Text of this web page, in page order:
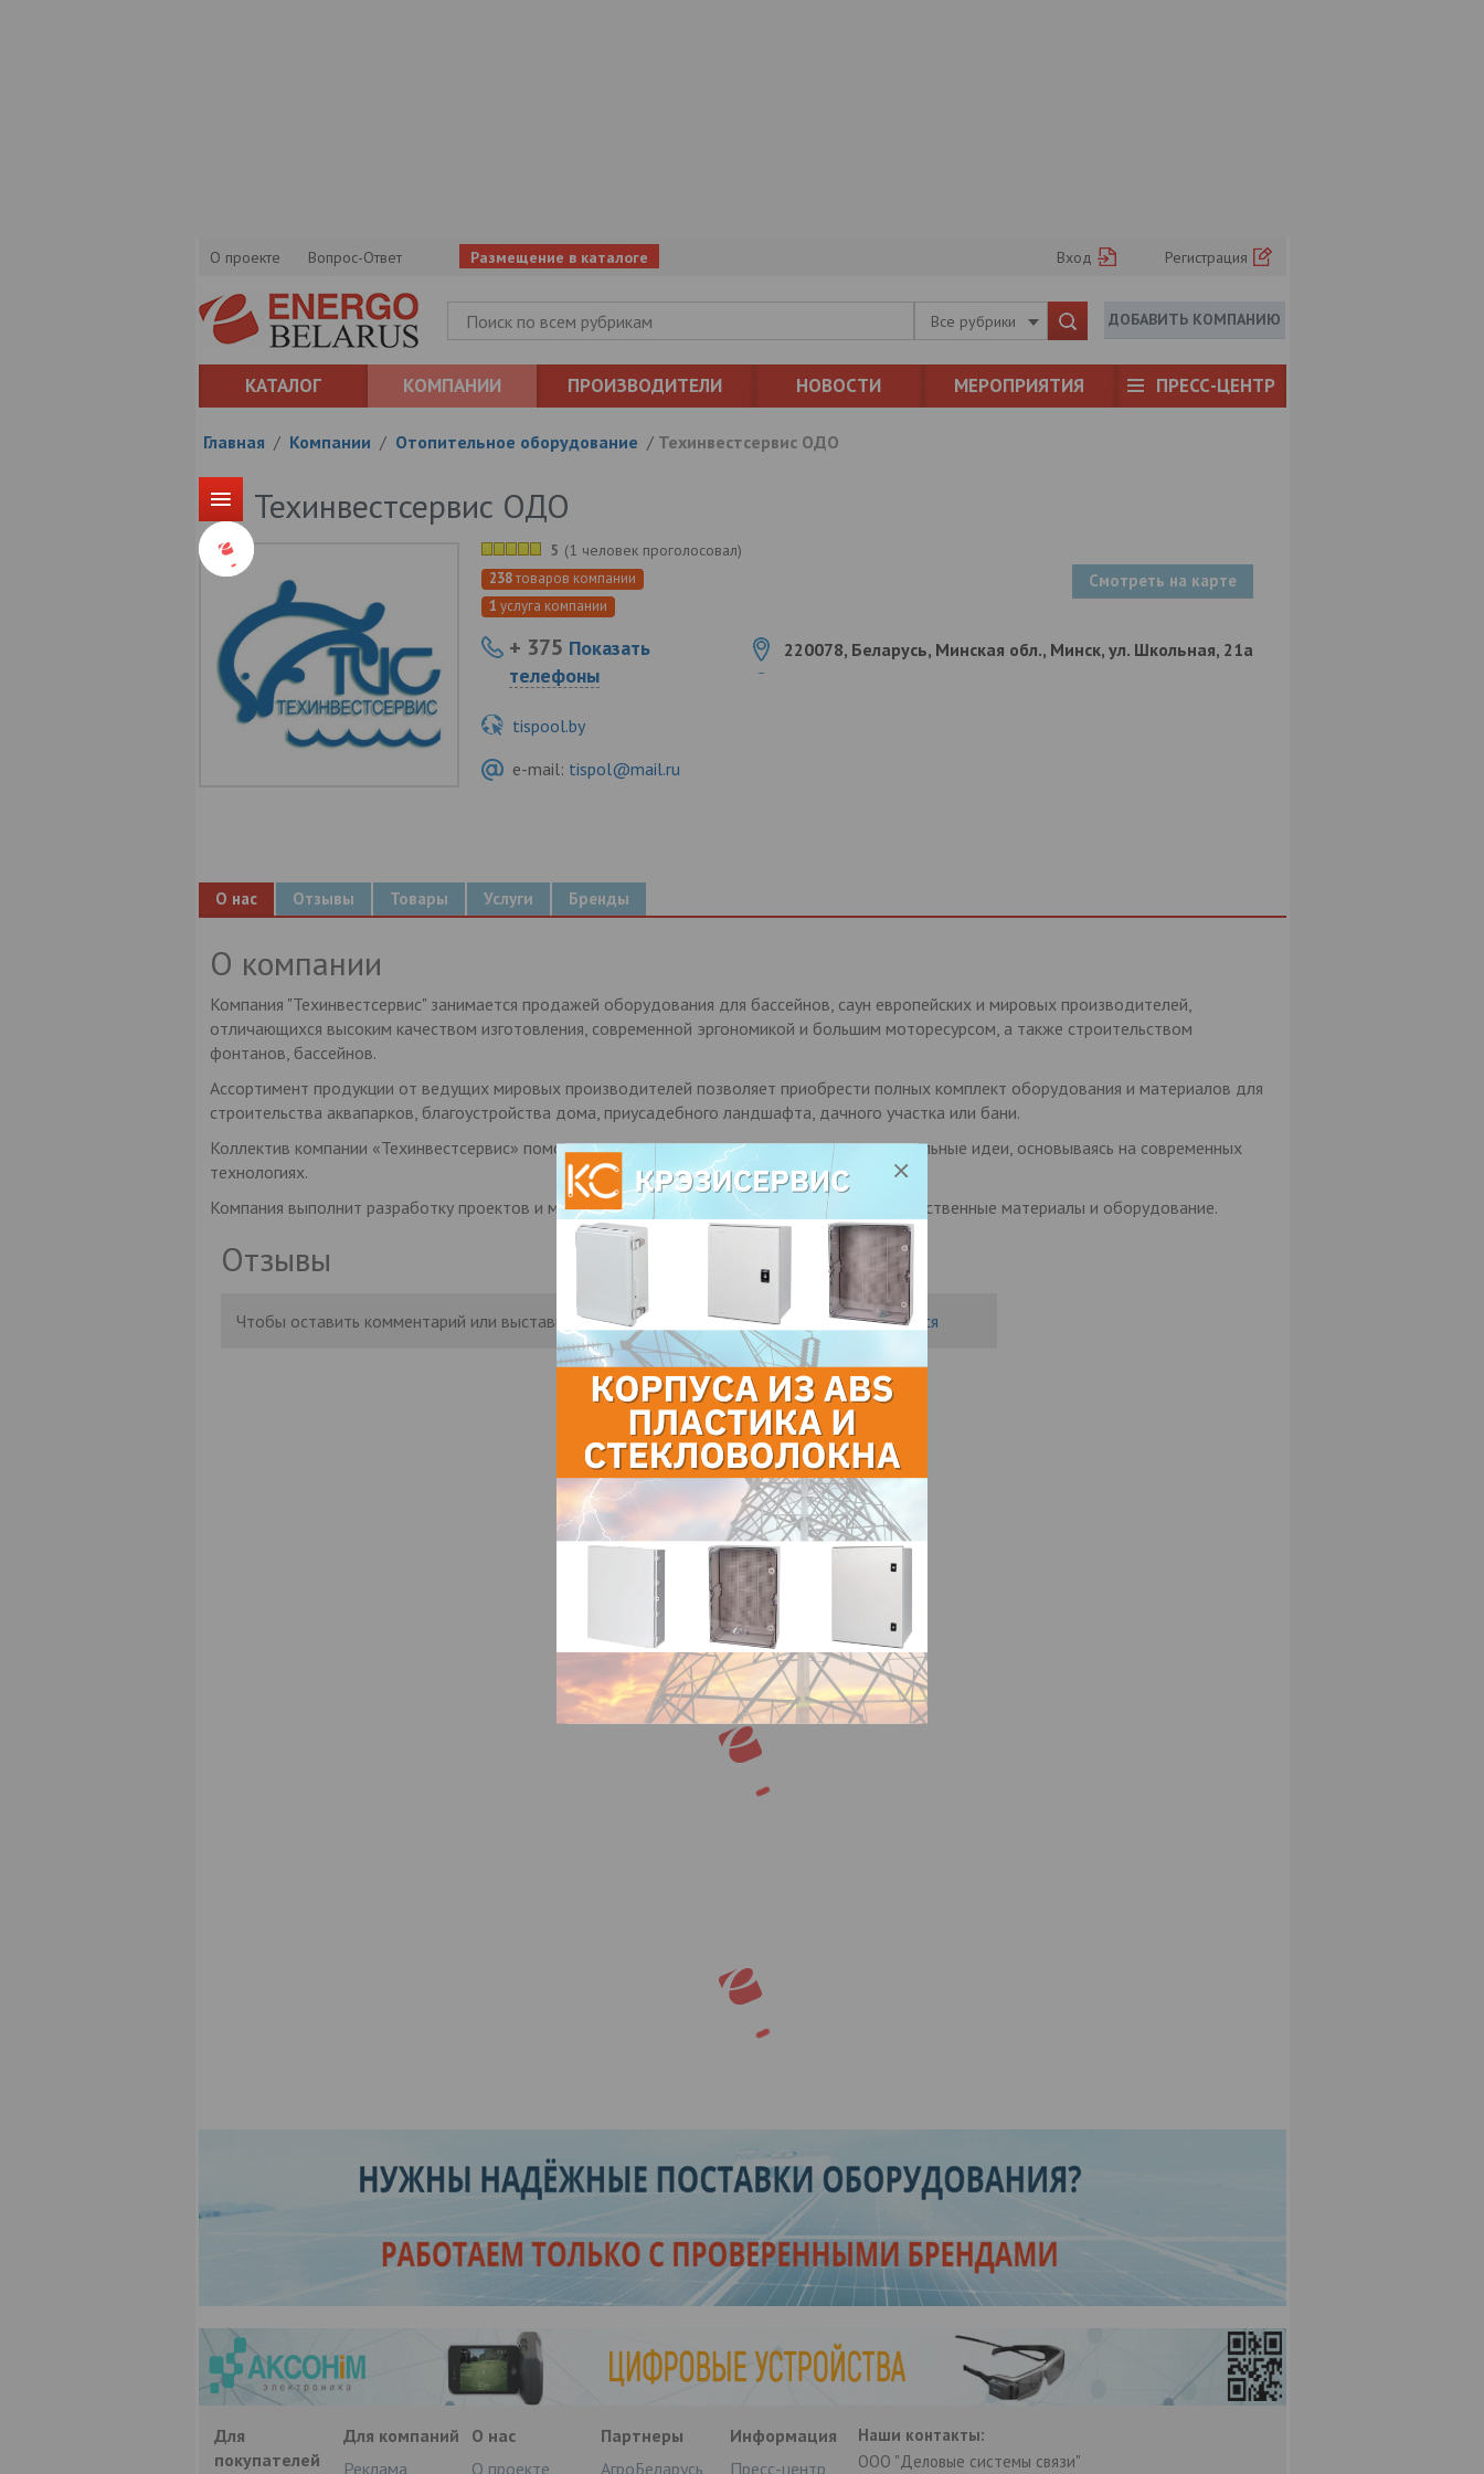
О проекте Вопрос-Ответ Размещение в каталоге Вход Регистрация
Все рубрики ДОБАВИТЬ КОМПАНИЮ
КАТАЛОГ КОМПАНИИ ПРОИЗВОДИТЕЛИ НОВОСТИ МЕРОПРИЯТИЯ ПРЕСС-ЦЕНТР
Главная / Компании / Отопительное оборудование / Техинвестсервис ОДО
Техинвестсервис ОДО
5 (1 человек проголосовал)
238товаров компании
1 услуга компании
+ 375 Показать
телефоны
tispool.by
e-mail: tispol@mail.ru
Смотреть на карте
220078, Беларусь, Минская обл., Минск, ул. Школьная, 21а
О нас Отзывы Товары Услуги Бренды
О компании
Компания "Техинвестсервис" занимается продажей оборудования для бассейнов, саун европейских и мировых производителей,
отличающихся высоким качеством изготовления, современной эргономикой и большим моторесурсом, а также строительством
фонтанов, бассейнов.
Ассортимент продукции от ведущих мировых производителей позволяет приобрести полных комплект оборудования и материалов для
строительства аквапарков, благоустройства дома, приусадебного ландшафта, дачного участка или бани.
Коллектив компании «Техинвестсервис» поможет воплотить как классические, так и оригинальные идеи, основываясь на современных
технологиях.
Компания выполнит разработку проектов и монтаж любой сложности, используя высококачественные материалы и оборудование.
Отзывы
Чтобы оставить комментарий или выставить рейтинг, нужно Войтиили Зарегистрироваться
Для
покупателей
Для компаний
Реклама
О нас
О проекте
Партнеры
АгроБеларусь
Информация
Пресс-центр
Наши контакты:
ООО "Деловые системы связи"